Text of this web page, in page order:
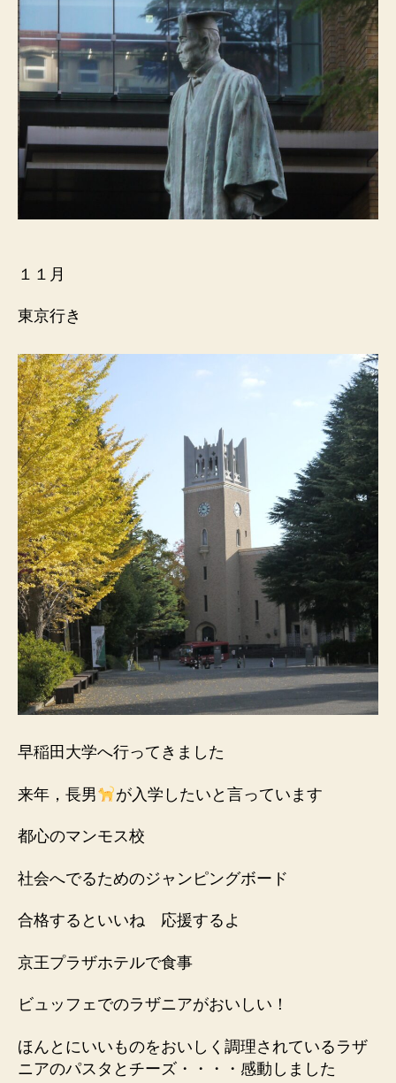
マ
ス
よ
り
も
冬
至
心
１１月
東京行き
早稲田大学へ行ってきました
来年，長男 が入学したいと言っています
都心のマンモス校
社会へでるためのジャンピングボード
合格するといいね 応援するよ
京王プラザホテルで食事
ビュッフェでのラザニアがおいしい！
ほんとにいいものをおいしく調理されているラザ
ニアのパスタとチーズ・・・・感動しました